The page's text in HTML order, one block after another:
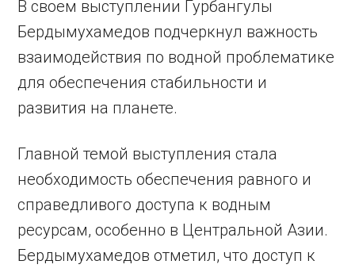
В своем выступлении Гурбангулы
Бердымухамедов подчеркнул важность
взаимодействия по водной проблематике
для обеспечения стабильности и
развития на планете.
Главной темой выступления стала
необходимость обеспечения равного и
справедливого доступа к водным
ресурсам, особенно в Центральной Азии.
Бердымухамедов отметил, что доступ к